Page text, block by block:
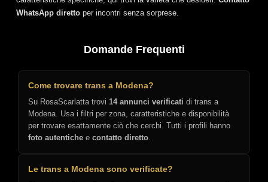
WhatsApp diretto per incontri senza sorprese.
Domande Frequenti
Come trovare trans a Modena?
Su RosaScarlatta trovi 14 annunci verificati di trans a
Modena. Usa i filtri per zona, caratteristiche e disponibilità
per trovare esattamente ciò che cerchi. Tutti i profili hanno
foto autentiche e contatto diretto.
Le trans a Modena sono verificate?